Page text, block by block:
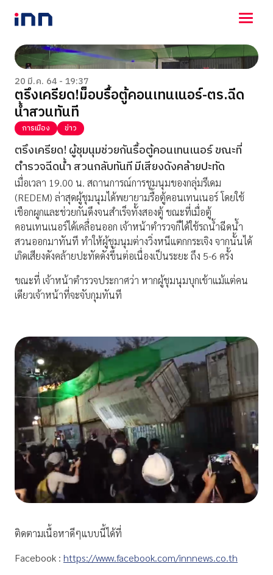
NEWS
ENTERTAINMENT
LIFESTYLE
HOROSCOPE
LOTTERY
VIDEO
ร่วมด้วยช่วยกัน
20 มี.ค. 64 - 19:37
ตรึงเครียด!ม็อบรื้อตู้คอนเทนเนอร์-ตร.ฉีด
น้ำสวนทันที
การเมือง ข่าว
ตรึงเครียด! ผู้ชุมนุมช่วยกันรื้อตู้คอนเทนเนอร์ ขณะที่
ตำรวจฉีดน้ำ สวนกลับทันที มีเสียงดังคล้ายปะทัด
เมื่อเวลา 19.00 น. สถานการณ์การชุมนุมของกลุ่มรีเดม
(REDEM) ล่าสุดผู้ชุมนุมได้พยายามรื้อตู้คอนเทนเนอร์ โดยใช้
เชือกผูกและช่วยกันดึงจนสำเร็จทั้งสองตู้ ขณะที่เมื่อตู้
คอนเทนเนอร์ได้เคลื่อนออก เจ้าหน้าตำรวจก็ได้ใช้รถน้ำฉีดน้ำ
สวนออกมาทันที ทำให้ผู้ชุมนุมต่างวิ่งหนีแตกกระเจิง จากนั้นได้
เกิดเสียงดังคล้ายปะทัดดังขึ้นต่อเนื่องเป็นระยะ ถึง 5-6 ครั้ง
ขณะที่ เจ้าหน้าตำรวจประกาศว่า หากผู้ชุมนุมบุกเข้าแม้แต่คน
เดียวเจ้าหน้าที่จะจับกุมทันที
ติดตามเนื้อหาดีๆแบบนี้ได้ที่
Facebook : https://www.facebook.com/innnews.co.th